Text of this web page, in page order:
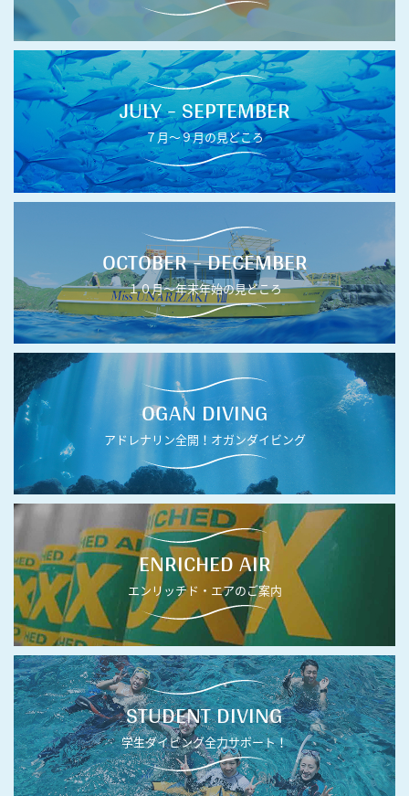
JULY - SEPTEMBER
７月〜９月の見どころ
OCTOBER - DECEMBER
１０月〜年末年始の見どころ
OGAN DIVING
アドレナリン全開！オガンダイビング
ENRICHED AIR
エンリッチド・エアのご案内
STUDENT DIVING
学生ダイビング全力サポート！